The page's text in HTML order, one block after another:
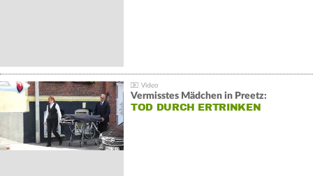
Vermisstes Mädchen in Preetz:
TOD DURCH ERTRINKEN